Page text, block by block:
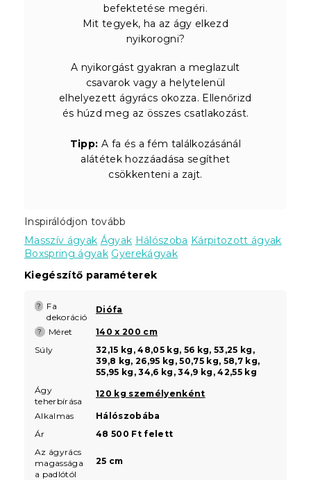
befektetése megéri.
Mit tegyek, ha az ágy elkezd
nyikorogni?
A nyikorgást gyakran a meglazult
csavarok vagy a helytelenül
elhelyezett ágyrács okozza. Ellenőrizd
és húzd meg az összes csatlakozást.
Tipp: A fa és a fém találkozásánál
alátétek hozzáadása segíthet
csökkenteni a zajt.
Inspirálódjon tovább
Masszív ágyak Ágyak Hálószoba Kárpitozott ágyak
Boxspring ágyak Gyerekágyak
Kiegészítő paraméterek
?
Fa
dekoráció
Diófa
? Méret
140 x 200 cm
Súly
32,15 kg, 48,05 kg, 56 kg, 53,25 kg,
39,8 kg, 26,95 kg, 50,75 kg, 58,7 kg,
55,95 kg, 34,6 kg, 34,9 kg, 42,55 kg
Ágy
teherbírása
120 kg személyenként
Alkalmas
Hálószobába
Ár
48 500 Ft felett
Az ágyrács
magassága
a padlótól
25 cm